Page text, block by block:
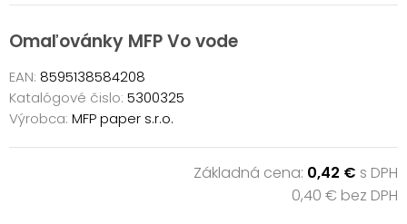
Omaľovánky MFP Vo vode
EAN: 8595138584208
Katalógové čislo: 5300325
Výrobca: MFP paper s.r.o.
Základná cena: 0,42 € s DPH
0,40 € bez DPH